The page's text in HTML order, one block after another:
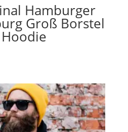
Hamburger
Groß Borstel